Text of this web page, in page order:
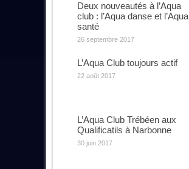
Deux nouveautés à l’Aqua
club : l’Aqua danse et l’Aqua
santé
26 septembre 2017
L’Aqua Club toujours actif
22 août 2017
L’Aqua Club Trébéen aux
Qualificatils à Narbonne
30 juin 2017